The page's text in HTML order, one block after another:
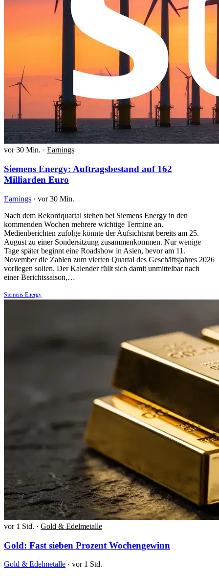
vor 30 Min. · Earnings
Siemens Energy: Auftragsbestand auf 162
Milliarden Euro
Earnings · vor 30 Min.
Nach dem Rekordquartal stehen bei Siemens Energy in den
kommenden Wochen mehrere wichtige Termine an.
Medienberichten zufolge könnte der Aufsichtsrat bereits am 25.
August zu einer Sondersitzung zusammenkommen. Nur wenige
Tage später beginnt eine Roadshow in Asien, bevor am 11.
November die Zahlen zum vierten Quartal des Geschäftsjahres 2026
vorliegen sollen. Der Kalender füllt sich damit unmittelbar nach
einer Berichtssaison,…
Siemens Energy
vor 1 Std. · Gold & Edelmetalle
Gold: Fast sieben Prozent Wochengewinn
Gold & Edelmetalle · vor 1 Std.